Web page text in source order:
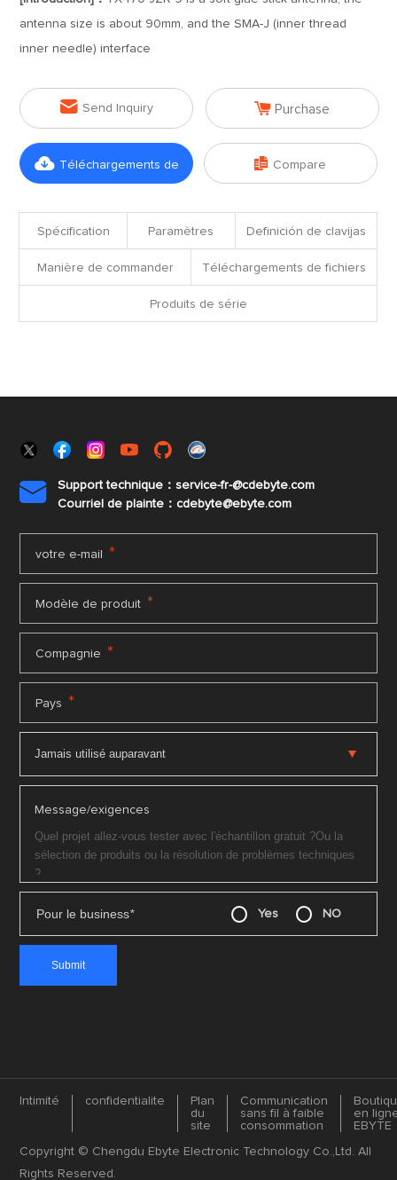
antenna size is about 90mm, and the SMA-J (inner thread
inner needle) interface
 Send Inquiry  Purchase
 Téléchargements de  Compare
Spécification Paramètres Definición de clavijas
Manière de commander Téléchargements de fichiers
Produits de série

Support technique：service-fr-@cdebyte.com
Courriel de plainte：cdebyte@ebyte.com
votre e-mail *
Modèle de produit *
Compagnie *
Pays *
Message/exigences
Pour le business* Yes NO
Intimité confidentialite
Plan
du
site
Communication
sans fil à faible
consommation
en
EBYTE
Copyright © Chengdu Ebyte Electronic Technology Co.,Ltd. All
Rights Reserved.